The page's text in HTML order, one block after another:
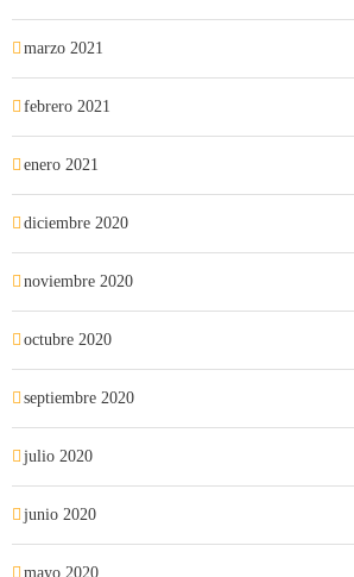
marzo 2021
febrero 2021
enero 2021
diciembre 2020
noviembre 2020
octubre 2020
septiembre 2020
julio 2020
junio 2020
mayo 2020